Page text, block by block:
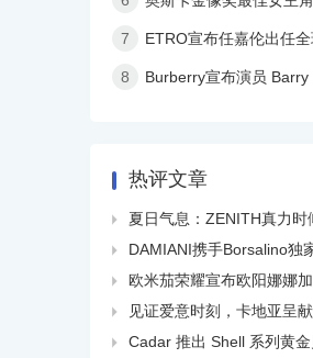
7 ETRO宣布任嘉伦出任
8 Burberry宣布演员 Barry
热评文章

夏日气息：ZENITH真力时倾力呈献DEFY巅

DAMIANI携手Borsalino独家跨界

欧米茄荣耀宣布欧阳娜娜加入

见证爱意时刻，卡地亚呈献

Cadar 推出 Shell 系列黄金贝壳